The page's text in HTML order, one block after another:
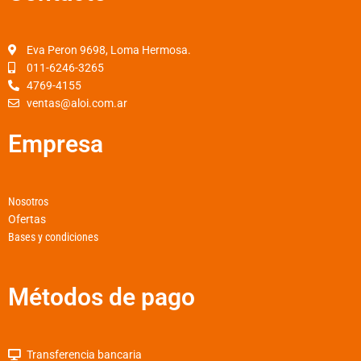
o
r
Eva Peron 9698, Loma Hermosa.
011-6246-3265
4769-4155
ventas@aloi.com.ar
Empresa
Nosotros
Ofertas
Bases y condiciones
Métodos de pago
Transferencia bancaria